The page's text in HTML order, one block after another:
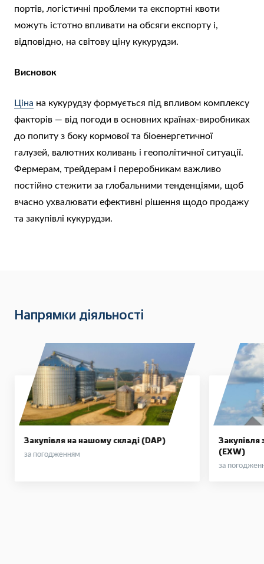
портів, логістичні проблеми та експортні квоти
можуть істотно впливати на обсяги експорту і,
відповідно, на світову ціну кукурудзи.
Висновок
Ціна на кукурудзу формується під впливом комплексу
факторів — від погоди в основних країнах-виробниках
до попиту з боку кормової та біоенергетичної
галузей, валютних коливань і геополітичної ситуації.
Фермерам, трейдерам і переробникам важливо
постійно стежити за глобальними тенденціями, щоб
вчасно ухвалювати ефективні рішення щодо продажу
та закупівлі кукурудзи.
Напрямки діяльності
Закупівля на нашому складі (DAP)
за погодженням
Закупівля
(EXW)
за